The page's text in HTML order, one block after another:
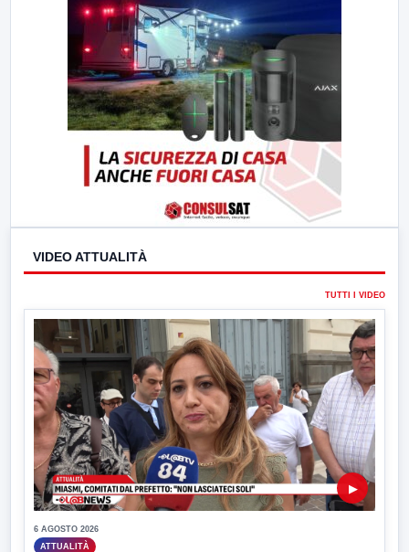
VIDEO ATTUALITÀ
TUTTI I VIDEO
▶
6 AGOSTO 2026
ATTUALITÀ